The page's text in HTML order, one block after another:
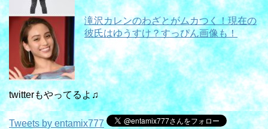
滝沢カレンのわざとがムカつく！現在の
彼氏はゆうすけ？すっぴん画像も！
twitterもやってるよ♫
Tweets by entamix777